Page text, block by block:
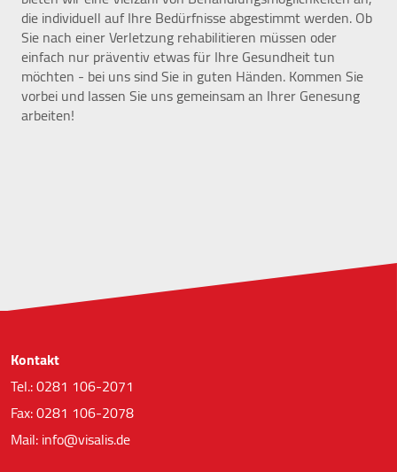
die individuell auf Ihre Bedürfnisse abgestimmt werden. Ob
Sie nach einer Verletzung rehabilitieren müssen oder
einfach nur präventiv etwas für Ihre Gesundheit tun
möchten - bei uns sind Sie in guten Händen. Kommen Sie
vorbei und lassen Sie uns gemeinsam an Ihrer Genesung
arbeiten!
Kontakt
Tel.: 0281 106-2071
Fax: 0281 106-2078
Mail: info@visalis.de
werden IP-Adressen und Verkehrsdaten auch an
Google-Server in den USA übertragen.
Cookie Laufzeit:
2 Jahre
YouTube